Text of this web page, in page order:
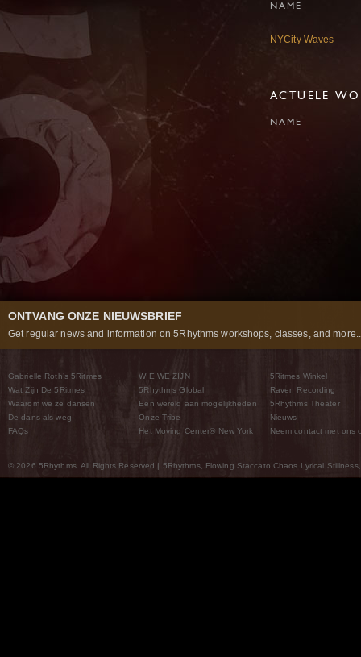
NAME
NYCity Waves
ACTUELE
NAME
ONTVANG ONZE NIEUWSBRIEF
Get regular news and information on 5Rhythms workshops, classes, and
Gabrielle Roth’s 5Ritmes
Wat Zijn De 5Ritmes
Waarom we ze dansen
De dans als weg
FAQs
WIE WE ZIJN
5Rhythms Global
Een wereld aan mogelijkheden
Onze Tribe
Het Moving Center® New York
5Ritmes Winkel
Raven Recording
5Rhythms Theater
Nieuws
Neem contact met ons
© 2026 5Rhythms. All Rights Reserved | 5Rhythms, Flowing Staccato Chaos Lyrical